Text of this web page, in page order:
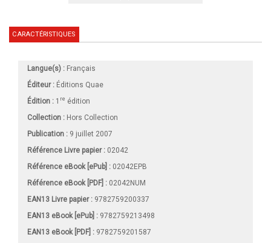
CARACTÉRISTIQUES
Langue(s) : Français
Éditeur : Éditions Quae
Édition : 1 re édition
Collection : Hors Collection
Publication : 9 juillet 2007
Référence Livre papier : 02042
Référence eBook [ePub] : 02042EPB
Référence eBook [PDF] : 02042NUM
EAN13 Livre papier : 9782759200337
EAN13 eBook [ePub] : 9782759213498
EAN13 eBook [PDF] : 9782759201587